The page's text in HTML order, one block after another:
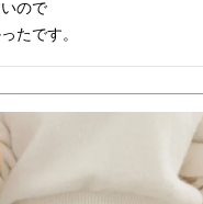
ので
たです。